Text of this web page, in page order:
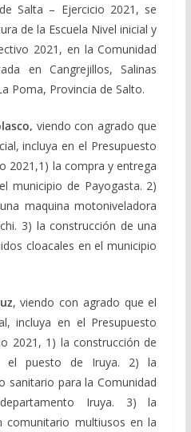
Salta – Ejercicio 2021, se
de la Escuela Nivel inicial y
2021, en la Comunidad
en Cangrejillos, Salinas
Poma, Provincia de Salto.
viendo con agrado que
incluya en el Presupuesto
2021,1) la compra y entrega
municipio de Payogasta. 2)
maquina motoniveladora
3) la construcción de una
cloacales en el municipio
, viendo con agrado que el
incluya en el Presupuesto
2021, 1) la construcción de
el puesto de Iruya. 2) la
sanitario para la Comunidad
Iruya. 3) la
comunitario multiusos en la